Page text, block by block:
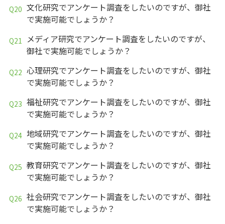
文化研究でアンケート調査をしたいのですが、御社
で実施可能でしょうか？
メディア研究でアンケート調査をしたいのですが、
御社で実施可能でしょうか？
心理研究でアンケート調査をしたいのですが、御社
で実施可能でしょうか？
福祉研究でアンケート調査をしたいのですが、御社
で実施可能でしょうか？
地域研究でアンケート調査をしたいのですが、御社
で実施可能でしょうか？
教育研究でアンケート調査をしたいのですが、御社
で実施可能でしょうか？
社会研究でアンケート調査をしたいのですが、御社
で実施可能でしょうか？